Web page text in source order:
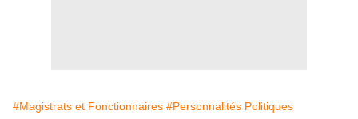
#Magistrats et Fonctionnaires #Personnalités Politiques